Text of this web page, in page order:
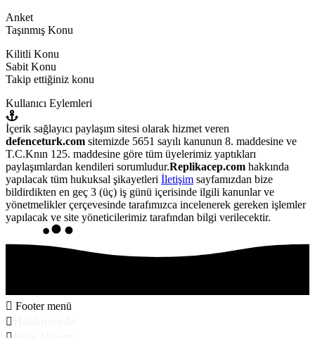
Anket
Taşınmış Konu
Kilitli Konu
Sabit Konu
Takip ettiğiniz konu
Kullanıcı Eylemleri
İçerik sağlayıcı paylaşım sitesi olarak hizmet veren
defenceturk.com sitemizde 5651 sayılı kanunun 8. maddesine ve
T.C.Knın 125. maddesine göre tüm üyelerimiz yaptıkları
paylaşımlardan kendileri sorumludur.Replikacep.com hakkında
yapılacak tüm hukuksal şikayetleri İletişim sayfamızdan bize
bildirdikten en geç 3 (üç) iş günü içerisinde ilgili kanunlar ve
yönetmelikler çerçevesinde tarafımızca incelenerek gereken işlemler
yapılacak ve site yöneticilerimiz tarafından bilgi verilecektir.
Footer menü